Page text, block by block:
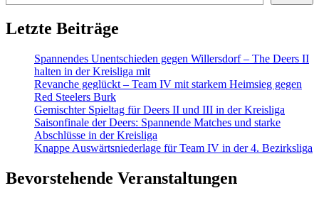
Letzte Beiträge
Spannendes Unentschieden gegen Willersdorf – The Deers II
halten in der Kreisliga mit
Revanche geglückt – Team IV mit starkem Heimsieg gegen
Red Steelers Burk
Gemischter Spieltag für Deers II und III in der Kreisliga
Saisonfinale der Deers: Spannende Matches und starke
Abschlüsse in der Kreisliga
Knappe Auswärtsniederlage für Team IV in der 4. Bezirksliga
Bevorstehende Veranstaltungen